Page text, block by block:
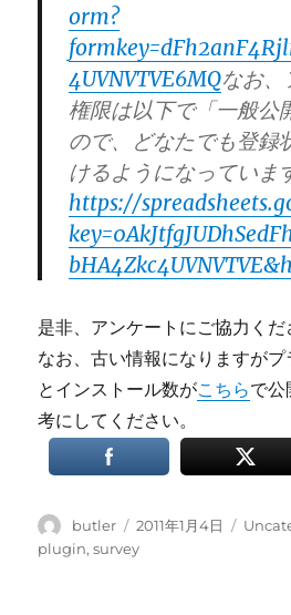
orm?
4UVNVTVE6MQなお
権限は以下で「一般公
ので、どなたでも登録
けるようになっていま
https://
是非、アンケートにご協力くだ
なお、古い情報になりますが
とインストール数がこちらで公
考にしてください。
投
稿
butler
投
稿
2011年1月4日
カ
plugin,survey